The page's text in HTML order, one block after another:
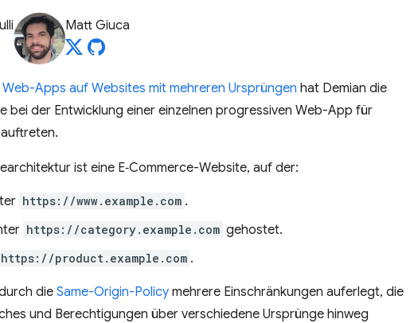
Matt Giuca
Apps auf Websites mit mehreren Ursprüngen hat Demian die
bei der Entwicklung einer einzelnen progressiven Web-App für
ist eine E‑Commerce-Website, auf der:
https://www.example.com .
https://category.example.com gehostet.
https://product.example.com .
die Same-Origin-Policy mehrere Einschränkungen auferlegt, die
und Berechtigungen über verschiedene Ursprünge hinweg